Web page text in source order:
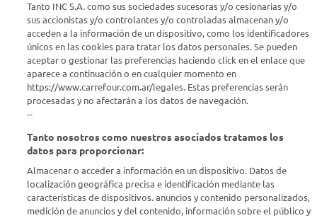
Seguinos en :
Estamos para ayudarte
¿Tenés una consulta? Comunicate con nosotrosacá
Descubrí Carrefour
Conocenos
Info útil
Tanto INC S.A. como sus sociedades sucesoras y/o cesionarias y/o
sus accionistas y/o controlantes y/o controladas almacenan y/o
acceden a la información de un dispositivo, como los identificadores
únicos en las cookies para tratar los datos personales. Se pueden
aceptar o gestionar las preferencias haciendo click en el enlace que
aparece a continuación o en cualquier momento en
https://www.carrefour.com.ar/legales. Estas preferencias serán
procesadas y no afectarán a los datos de navegación.
--
Tanto nosotros como nuestros asociados tratamos los
datos para proporcionar:
Almacenar o acceder a información en un dispositivo. Datos de
localización geográfica precisa e identificación mediante las
características de dispositivos. anuncios y contenido personalizados,
medición de anuncios y del contenido, información sobre el público y